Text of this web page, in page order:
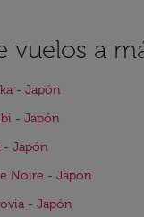
vuelos a
- Japón
- Japón
- Japón
Noire - Japón
- Japón